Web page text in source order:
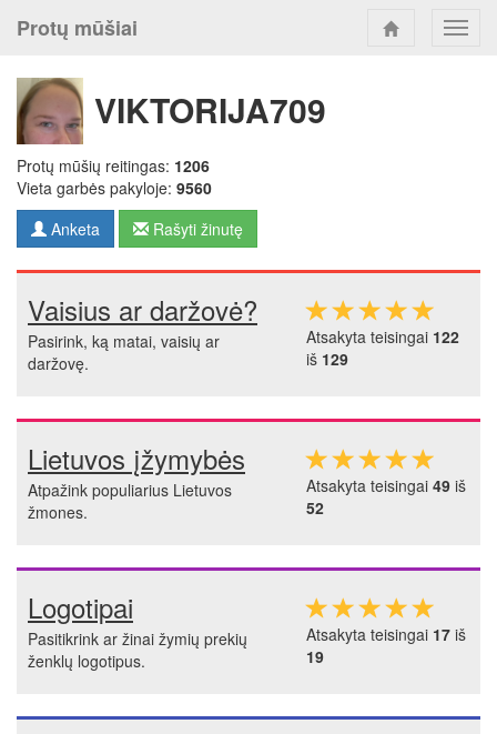
Protų mūšiai
VIKTORIJA709
Protų mūšių reitingas: 1206
Vieta garbės pakyloje: 9560
Anketa
Rašyti žinutę
Vaisius ar daržovė?
Pasirink, ką matai, vaisių ar
daržovę.
Atsakyta teisingai 122
iš 129
Lietuvos įžymybės
Atpažink populiarius Lietuvos
žmones.
Atsakyta teisingai 49 iš
52
Logotipai
Pasitikrink ar žinai žymių prekių
ženklų logotipus.
Atsakyta teisingai 17 iš
19